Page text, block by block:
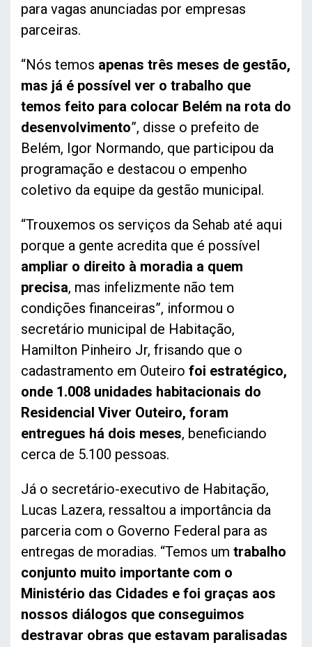
para vagas anunciadas por empresas
parceiras.
“Nós temos apenas três meses de gestão,
mas já é possível ver o trabalho que
temos feito para colocar Belém na rota do
desenvolvimento”, disse o prefeito de
Belém, Igor Normando, que participou da
programação e destacou o empenho
coletivo da equipe da gestão municipal.
“Trouxemos os serviços da Sehab até aqui
porque a gente acredita que é possível
ampliar o direito à moradia a quem
precisa, mas infelizmente não tem
condições financeiras”, informou o
secretário municipal de Habitação,
Hamilton Pinheiro Jr, frisando que o
cadastramento em Outeiro foi estratégico,
onde 1.008 unidades habitacionais do
Residencial Viver Outeiro, foram
entregues há dois meses, beneficiando
cerca de 5.100 pessoas.
Já o secretário-executivo de Habitação,
Lucas Lazera, ressaltou a importância da
parceria com o Governo Federal para as
entregas de moradias. “Temos um trabalho
conjunto muito importante com o
Ministério das Cidades e foi graças aos
nossos diálogos que conseguimos
destravar obras que estavam paralisadas